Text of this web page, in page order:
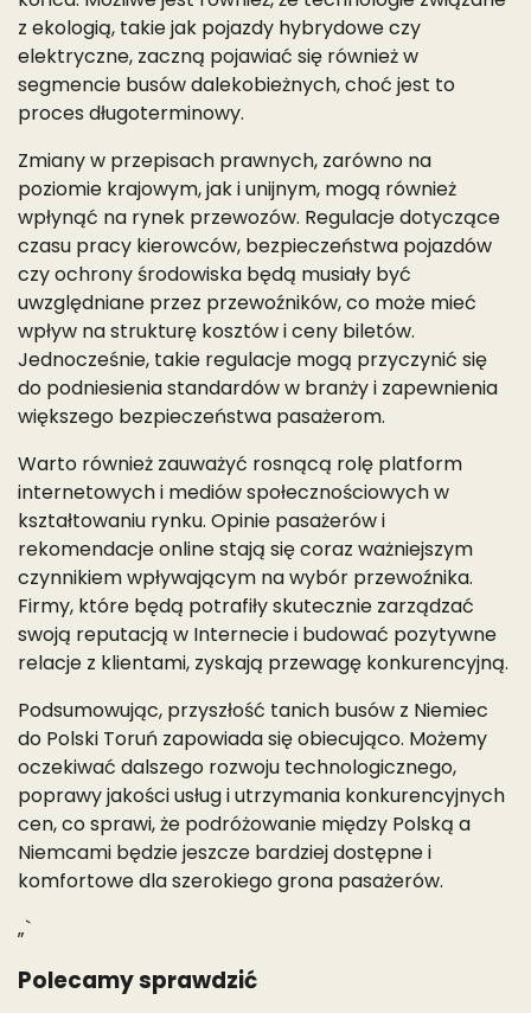
z ekologią, takie jak pojazdy hybrydowe czy
elektryczne, zaczną pojawiać się również w
segmencie busów dalekobieżnych, choć jest to
proces długoterminowy.
Zmiany w przepisach prawnych, zarówno na
poziomie krajowym, jak i unijnym, mogą również
wpłynąć na rynek przewozów. Regulacje dotyczące
czasu pracy kierowców, bezpieczeństwa pojazdów
czy ochrony środowiska będą musiały być
uwzględniane przez przewoźników, co może mieć
wpływ na strukturę kosztów i ceny biletów.
Jednocześnie, takie regulacje mogą przyczynić się
do podniesienia standardów w branży i zapewnienia
większego bezpieczeństwa pasażerom.
Warto również zauważyć rosnącą rolę platform
internetowych i mediów społecznościowych w
kształtowaniu rynku. Opinie pasażerów i
rekomendacje online stają się coraz ważniejszym
czynnikiem wpływającym na wybór przewoźnika.
Firmy, które będą potrafiły skutecznie zarządzać
swoją reputacją w Internecie i budować pozytywne
relacje z klientami, zyskają przewagę konkurencyjną.
Podsumowując, przyszłość tanich busów z Niemiec
do Polski Toruń zapowiada się obiecująco. Możemy
oczekiwać dalszego rozwoju technologicznego,
poprawy jakości usług i utrzymania konkurencyjnych
cen, co sprawi, że podróżowanie między Polską a
Niemcami będzie jeszcze bardziej dostępne i
komfortowe dla szerokiego grona pasażerów.
„`
Polecamy sprawdzić